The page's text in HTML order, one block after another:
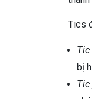
Tics
Tic
bị
Tic